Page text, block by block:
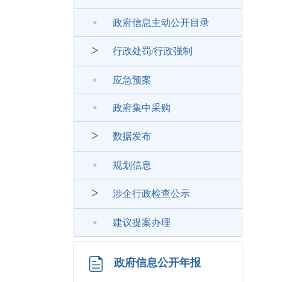
政府信息主动公开目录
> 行政处罚/行政强制
应急预案
政府集中采购
> 数据发布
规划信息
> 涉企行政检查公示
建议提案办理
政府信息公开年报